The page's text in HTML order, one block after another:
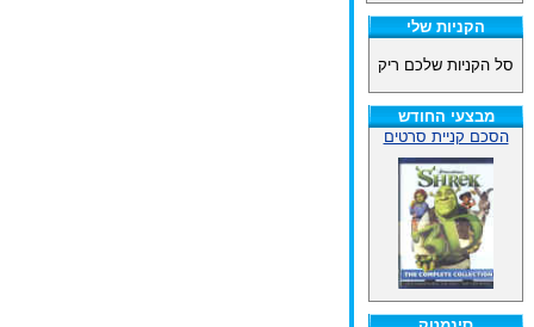
הקניות שלי
סל הקניות שלכם ריק
מבצעי החודש
הסכם קניית סרטים